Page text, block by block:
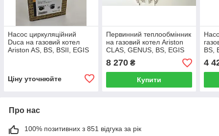
Насос циркуляційний
Duca на газовий котел
Ariston AS, BS, BSII, EGIS
Ціну уточнюйте
Первинний теплообмінник
на газовий котел Ariston
CLAS, GENUS, BS, EGIS
8 270₴
Купити
BS,
4
Про нас
100% позитивних з 851 відгука за рік